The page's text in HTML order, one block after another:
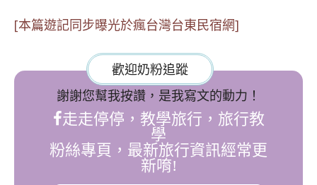
[本篇遊記同步曝光於瘋台灣台東民宿網]
歡迎奶粉追蹤
謝謝您幫我按讚，是我寫文的動力！
走走停停，教學旅行，旅行教
學
粉絲專頁，最新旅行資訊經常更
新唷!